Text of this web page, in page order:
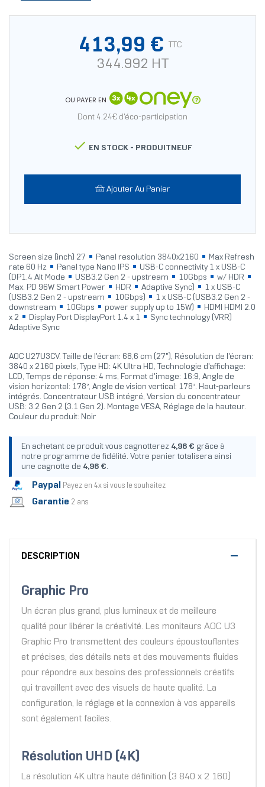
413,99 € TTC
344.992 HT
OU PAYER EN
Dont 4.24€ d'éco-participation
 EN STOCK - PRODUITNEUF
Ajouter Au Panier
Screen size (inch) 27 Panel resolution 3840x2160
Max Refresh
rate 60 Hz
Panel type Nano IPS
USB-C connectivity 1 x USB-C
(DP1.4 Alt Mode
USB3.2 Gen 2 - upstream 10Gbps
w/ HDR
Max. PD 96W Smart Power
HDR Adaptive Sync)
1 x USB-C
(USB3.2 Gen 2 - upstream
10Gbps)
1 x USB-C (USB3.2 Gen 2 -
downstream
10Gbps power supply up to 15W)
HDMI HDMI 2.0
x 2
Display Port DisplayPort 1.4 x 1
Sync technology (VRR)
Adaptive Sync
AOC U27U3CV. Taille de l'écran: 68,6 cm (27"), Résolution de l'écran:
3840 x 2160 pixels, Type HD: 4K Ultra HD, Technologie d'affichage:
LCD, Temps de réponse: 4 ms, Format d'image: 16:9, Angle de
vision horizontal: 178°, Angle de vision vertical: 178°. Haut-parleurs
intégrés. Concentrateur USB intégré, Version du concentrateur
USB: 3.2 Gen 2 (3.1 Gen 2). Montage VESA, Réglage de la hauteur.
Couleur du produit: Noir
En achetant ce produit vous cagnotterez 4,96 € grâce à
notre programme de fidélité. Votre panier totalisera ainsi
une cagnotte de 4,96 €.
Paypal Payez en 4x si vous le souhaitez
Garantie 2 ans
DESCRIPTION
Graphic Pro
Un écran plus grand, plus lumineux et de meilleure
qualité pour libérer la créativité. Les moniteurs AOC U3
Graphic Pro transmettent des couleurs époustouflantes
et précises, des détails nets et des mouvements fluides
pour répondre aux besoins des professionnels créatifs
qui travaillent avec des visuels de haute qualité. La
configuration, le réglage et la connexion à vos appareils
sont également faciles.
Résolution UHD (4K)
La résolution 4K ultra haute définition (3 840 x 2 160)